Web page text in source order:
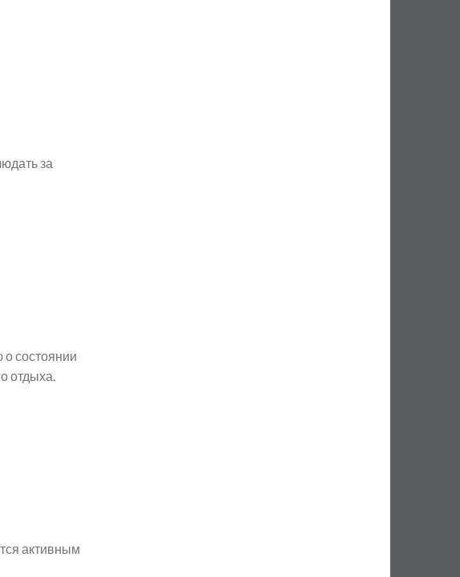
за
состоянии
отдыха.
активным